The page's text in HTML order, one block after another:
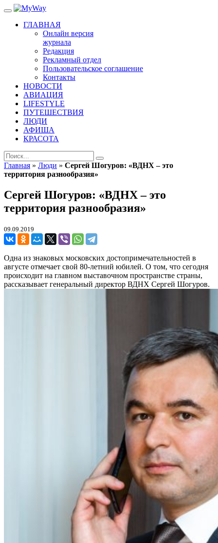
ГЛАВНАЯ
Онлайн версия
журнала
Редакция
Рекламный отдел
Пользовательское соглашение
Контакты
НОВОСТИ
АВИАЦИЯ
LIFESTYLE
ПУТЕШЕСТВИЯ
ЛЮДИ
АФИША
КРАСОТА
Главная » Люди » Сергей Шогуров: «ВДНХ – это
территория разнообразия»
Сергей Шогуров: «ВДНХ – это
территория разнообразия»
09.09.2019
Одна из знаковых московских достопримечательностей в
августе отмечает свой 80-летний юбилей. О том, что сегодня
происходит на главном выставочном пространстве страны,
рассказывает генеральный директор ВДНХ Сергей Шогуров.